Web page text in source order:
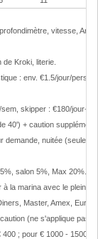
vitesse,
Kroki, literie.
: env. €1.5/jour/pers.,
skipper : €180/
40') + caution
nuitée
salon 5%, Max 20%.
à la marina avec le plein
Master, Amex,
(ne s'applique pas
; pour € 1000 - 1500,-